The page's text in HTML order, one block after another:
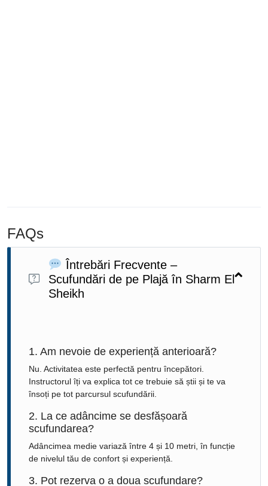
FAQs
Întrebări Frecvente –
Scufundări de pe Plajă în Sharm El
Sheikh
1. Am nevoie de experiență anterioară?
Nu. Activitatea este perfectă pentru începători.
Instructorul îți va explica tot ce trebuie să știi și te va
însoți pe tot parcursul scufundării.
2. La ce adâncime se desfășoară
scufundarea?
Adâncimea medie variază între 4 și 10 metri, în funcție
de nivelul tău de confort și experiență.
3. Pot rezerva o a doua scufundare?